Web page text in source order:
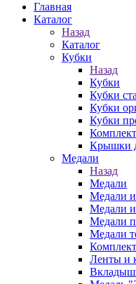
Главная
Каталог
Назад
Каталог
Кубки
Назад
Кубки
Кубки
Кубки
Кубки
Крышки
Медали
Назад
Медали
Медали
Медали
Медали
Медали
Ленты и